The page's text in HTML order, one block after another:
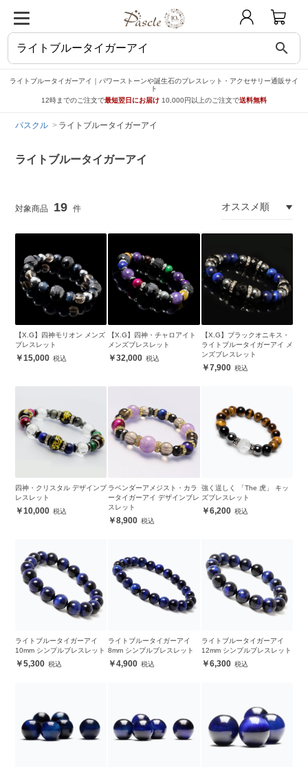
search
ライトブルータイガーアイ｜パワーストーンや誕生石のブレスレット・アクセサリー通販サイ
ト
12時までのご注文で最短翌日にお届け 10,000円以上のご注文で送料無料
パスクル ライトブルータイガーアイ
ライトブルータイガーアイ
19
【X.G】四神モリオン メンズ
ブレスレット
15,000
【X.G】四神・チャロアイト
メンズブレスレット
32,000
【X.G】ブラックオニキス・
ライトブルータイガーアイ メ
ンズブレスレット
7,900
四神・クリスタル デザインブ
レスレット
10,000
ラベンダーアメジスト・カラ
ータイガーアイ デザインブレ
スレット
8,900
強く逞しく 「The 虎」 キッ
ズブレスレット
6,200
ライトブルータイガーアイ
10mm シンプルブレスレット
5,300
ライトブルータイガーアイ
8mm シンプルブレスレット
4,900
ライトブルータイガーアイ
12mm シンプルブレスレット
6,300